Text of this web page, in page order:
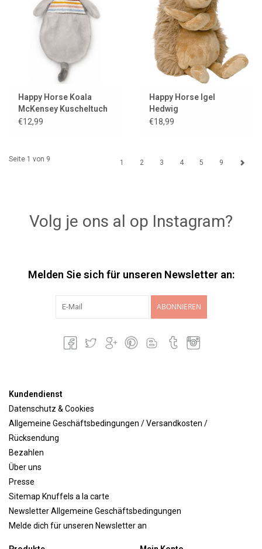
Happy Horse Koala
McKensey Kuscheltuch
€12,99
Happy Horse Igel
Hedwig
€18,99
Seite 1 von 9 1 2 3 4 5 9
Volg je ons al op Instagram?
Melden Sie sich für unseren Newsletter an:
ABONNIEREN
Kundendienst
Datenschutz & Cookies
Allgemeine Geschäftsbedingungen / Versandkosten /
Rücksendung
Bezahlen
Über uns
Presse
Sitemap Knuffels a la carte
Newsletter Allgemeine Geschäftsbedingungen
Melde dich für unseren Newsletter an